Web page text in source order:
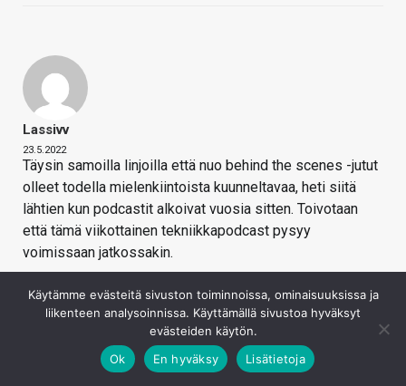
Lassivv
23.5.2022
Täysin samoilla linjoilla että nuo behind the scenes -jutut
olleet todella mielenkiintoista kuunneltavaa, heti siitä
lähtien kun podcastit alkoivat vuosia sitten. Toivotaan
että tämä viikottainen tekniikkapodcast pysyy
voimissaan jatkossakin.
Käytämme evästeitä sivuston toiminnoissa, ominaisuuksissa ja
liikenteen analysoinnissa. Käyttämällä sivustoa hyväksyt
evästeiden käytön.
Ok
En hyväksy Lisätietoja